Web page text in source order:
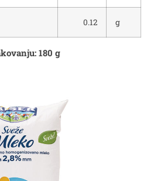
0.12 g
180 g